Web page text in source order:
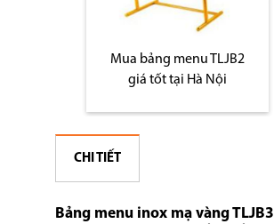
Bảng menu nhà hàng B8A
CHI TIẾT
Bảng menu inox mạ vàng